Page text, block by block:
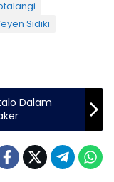
Sidiki
Dalam